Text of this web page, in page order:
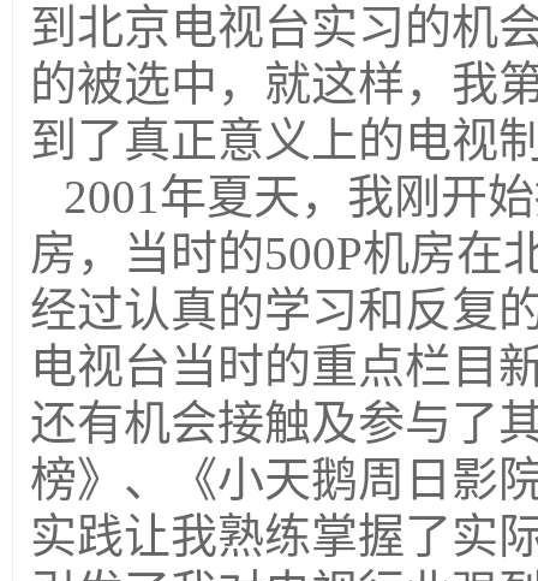
到北京电视台实习的机
的被选中，就这样，我
到了真正意义上的电视
2001年夏天，我刚开
房，当时的500P机房在
经过认真的学习和反复
电视台当时的重点栏目
还有机会接触及参与了
榜》、《小天鹅周日影
实践让我熟练掌握了实